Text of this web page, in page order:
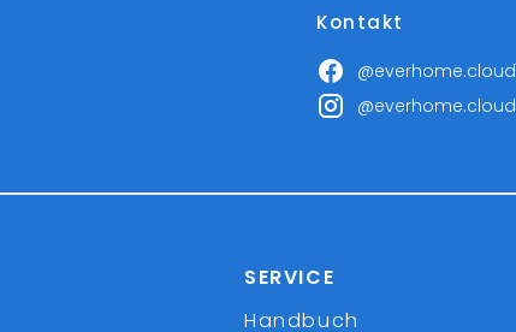
Kontakt
@everhome.cloud
@everhome.cloud
SERVICE
Handbuch